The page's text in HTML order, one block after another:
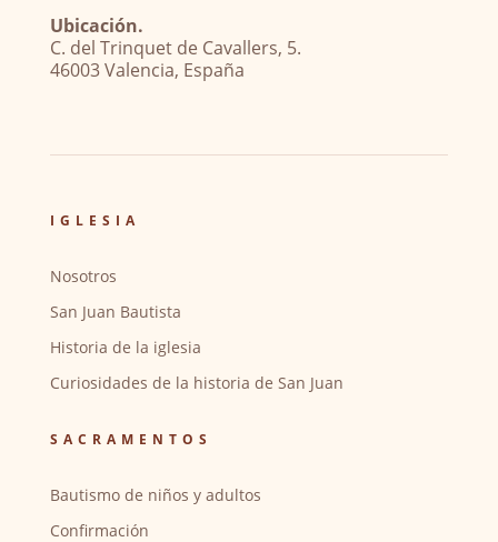
Ubicación.
C. del Trinquet de Cavallers, 5.
46003 Valencia, España
IGLESIA
Nosotros
San Juan Bautista
Historia de la iglesia
Curiosidades de la historia de San Juan
SACRAMENTOS
Bautismo de niños y adultos
Confirmación